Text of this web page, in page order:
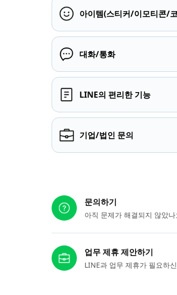
아이템(스티커/이모티콘/
대화/통화
LINE의 편리한 기능
기업/법인 문의
문의하기
아직 문제가 해결되지 않았
업무 제휴 제안하기
LINE과 업무 제휴가 필요하